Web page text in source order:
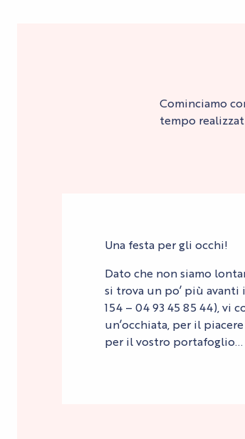
Cominciamo
tempo
Una festa per gli occhi!
Dato che non siamo
si trova un po’ più avanti
154 – 04 93 45 85 44), vi
un’occhiata, per il
per il vostro portafoglio…